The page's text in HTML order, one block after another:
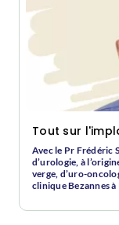
Tout sur
Avec le Pr Frédéric
d’urologie, à
verge, d’uro-
clinique Bezannes